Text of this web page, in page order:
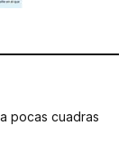
pocas cuadras